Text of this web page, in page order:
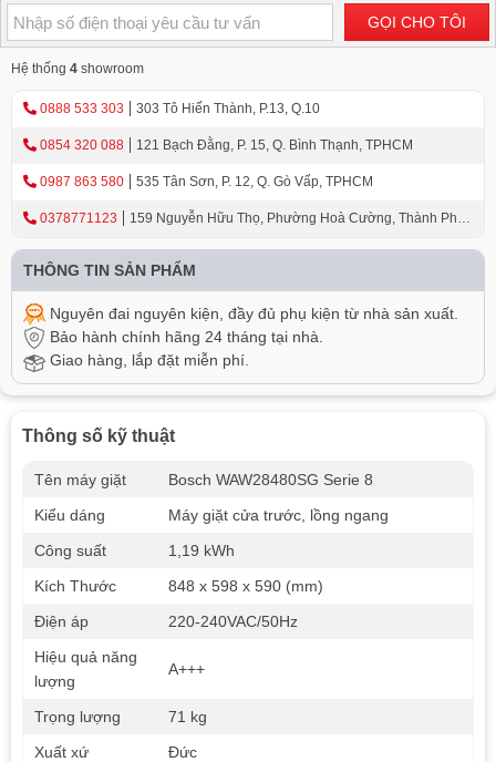
GỌI CHO TÔI
Hệ thống 4 showroom
0888 533 303 303 Tô Hiến Thành, P.13, Q.10
0854 320 088 121 Bạch Đằng, P. 15, Q. Bình Thạnh, TPHCM
0987 863 580 535 Tân Sơn, P. 12, Q. Gò Vấp, TPHCM
0378771123
159 Nguyễn Hữu Thọ, Phường Hoà Cường, Thành Phố
THÔNG TIN SẢN PHẨM
Nguyên đai nguyên kiện, đầy đủ phụ kiện từ nhà sản xuất.
Bảo hành chính hãng 24 tháng tại nhà.
Giao hàng, lắp đặt miễn phí.
Thông số kỹ thuật
Tên máy giặt
Bosch WAW28480SG Serie 8
Kiểu dáng
Máy giặt cửa trước, lồng ngang
Công suất
1,19 kWh
Kích Thước
848 x 598 x 590 (mm)
Điện áp
220-240VAC/50Hz
Hiệu quả năng
lượng
A+++
Trọng lượng
71 kg
Xuất xứ
Đức